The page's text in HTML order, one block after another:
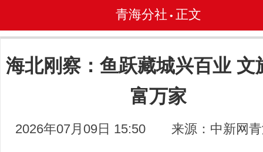
青海分社 • 正文
海北刚察：鱼跃藏城兴百业 文
富万家
2026年07月09日 15:50 来源：中新网